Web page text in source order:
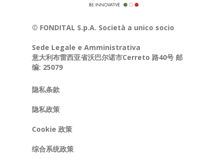
© FONDITAL S.p.A. Società a unico socio
Sede Legale e Amministrativa
意大利布雷西亚省沃巴尔诺市Cerreto 路40号 邮
编: 25079
隐私条款
隐私政策
Cookie 政策
综合系统政策